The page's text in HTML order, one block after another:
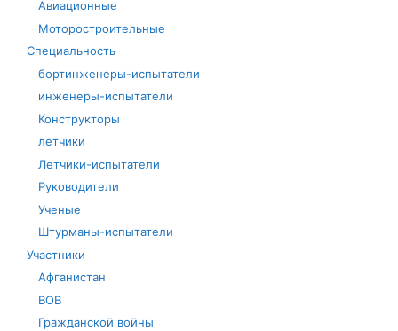
Авиационные
Моторостроительные
Специальность
бортинженеры-испытатели
инженеры-испытатели
Конструкторы
летчики
Летчики-испытатели
Руководители
Ученые
Штурманы-испытатели
Участники
Афганистан
ВОВ
Гражданской войны